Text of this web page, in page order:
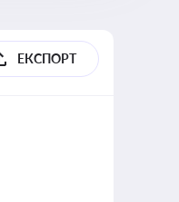
ЕКСПОРТ